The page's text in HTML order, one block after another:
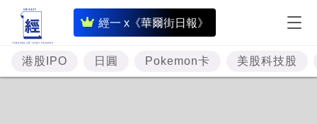
經一 x《華爾街日報》
即
時
財
經
港股IPO 日圓 Pokemon卡 美股科技股